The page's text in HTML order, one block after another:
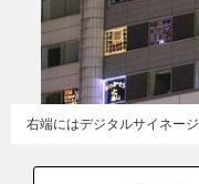
右端にはデジタルサイネー